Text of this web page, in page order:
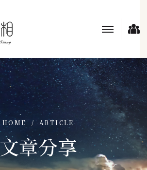
HOME ARTICLE
文章分享